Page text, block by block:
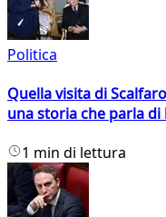
Politica
Quella visita di
una storia che parla di
1 min di lettura